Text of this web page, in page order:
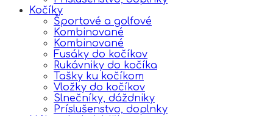
Kočíky
Športové a golfové
Kombinované
Kombinované
Fusáky do kočíkov
Rukávniky do kočíka
Tašky ku kočíkom
Vložky do kočíkov
Slnečníky, dáždniky
Príslušenstvo, doplnky